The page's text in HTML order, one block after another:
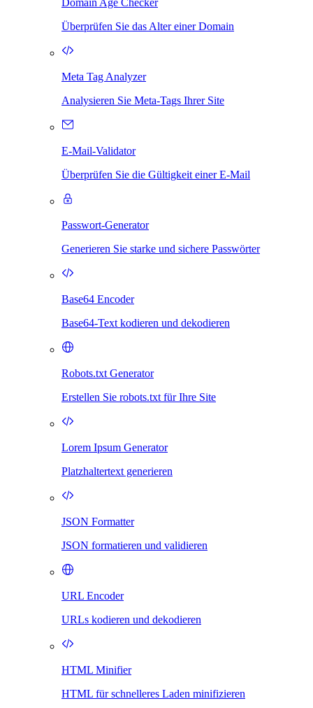
Domain Age Checker
Überprüfen Sie das Alter einer Domain
Meta Tag Analyzer
Analysieren Sie Meta-Tags Ihrer Site
E-Mail-Validator
Überprüfen Sie die Gültigkeit einer E-Mail
Passwort-Generator
Generieren Sie starke und sichere Passwörter
Base64 Encoder
Base64-Text kodieren und dekodieren
Robots.txt Generator
Erstellen Sie robots.txt für Ihre Site
Lorem Ipsum Generator
Platzhaltertext generieren
JSON Formatter
JSON formatieren und validieren
URL Encoder
URLs kodieren und dekodieren
HTML Minifier
HTML für schnelleres Laden minifizieren